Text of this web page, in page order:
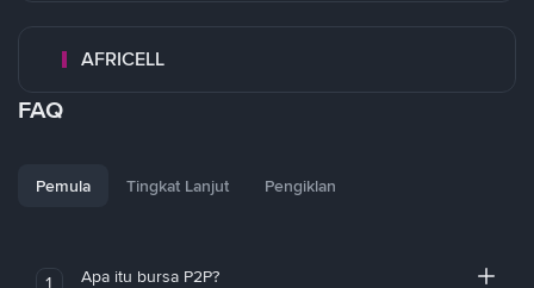
AFRICELL
FAQ
Pemula Tingkat Lanjut Pengiklan
1 Apa itu bursa P2P?